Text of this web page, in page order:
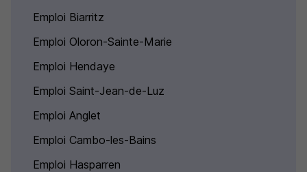
Emploi Biarritz
Emploi Oloron-Sainte-Marie
Emploi Hendaye
Emploi Saint-Jean-de-Luz
Emploi Anglet
Emploi Cambo-les-Bains
Emploi Hasparren